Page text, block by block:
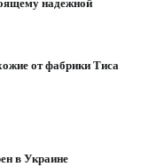
надежной
от фабрики Тиса
в Украине